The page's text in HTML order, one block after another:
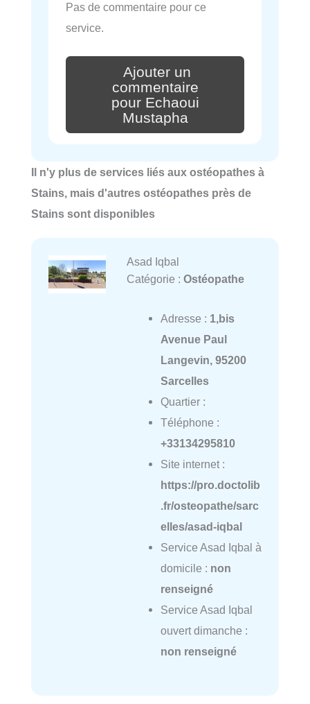
Pas de commentaire pour ce
service.
Ajouter un
commentaire
pour Echaoui
Mustapha
Il n'y plus de services liés aux ostéopathes à
Stains, mais d'autres ostéopathes près de
Stains sont disponibles
Asad Iqbal
Catégorie : Ostéopathe
Adresse : 1,bis
Avenue Paul
Langevin, 95200
Sarcelles
Quartier :
Téléphone :
+33134295810
Site internet :
https://pro.doctolib
.fr/osteopathe/sarc
elles/asad-iqbal
Service Asad Iqbal à
domicile : non
renseigné
Service Asad Iqbal
ouvert dimanche :
non renseigné